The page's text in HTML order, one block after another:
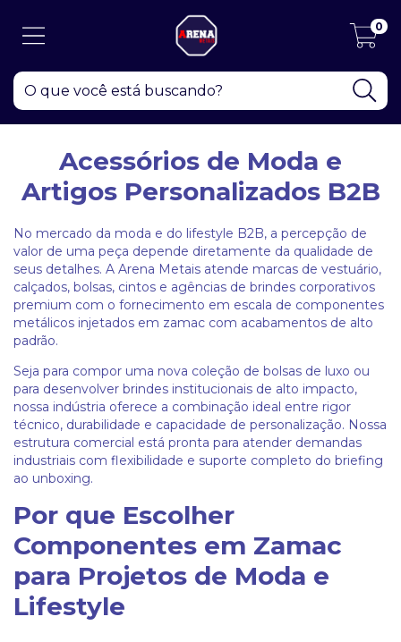
0
Acessórios de Moda e
Artigos Personalizados B2B
No mercado da moda e do lifestyle B2B, a percepção de
valor de uma peça depende diretamente da qualidade de
seus detalhes. A Arena Metais atende marcas de vestuário,
calçados, bolsas, cintos e agências de brindes corporativos
premium com o fornecimento em escala de componentes
metálicos injetados em zamac com acabamentos de alto
padrão.
Seja para compor uma nova coleção de bolsas de luxo ou
para desenvolver brindes institucionais de alto impacto,
nossa indústria oferece a combinação ideal entre rigor
técnico, durabilidade e capacidade de personalização. Nossa
estrutura comercial está pronta para atender demandas
industriais com flexibilidade e suporte completo do briefing
ao unboxing.
Por que Escolher
Componentes em Zamac
para Projetos de Moda e
Lifestyle